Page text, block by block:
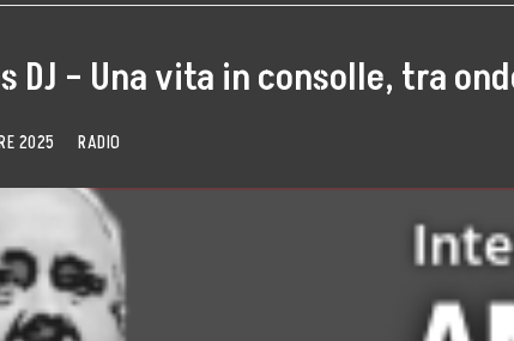
DJ – Una vita in consolle, tra
2025 RADIO